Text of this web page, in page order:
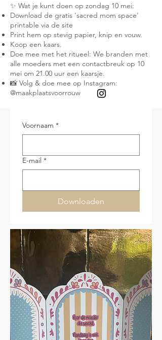
✨ Wat je kunt doen op zondag 10 mei:
Download de gratis 'sacred mom space'
printable via de site
Print hem op stevig papier, knip en vouw.
Koop een kaars.
Doe mee met het ritueel: We branden met
alle moeders met een contactbreuk op 10
mei om 21.00 uur een kaarsje.
📸 Volg & doe mee op Instagram:
@maakplaatsvoorrouw
Voornaam *
E-mail *
Downloaden